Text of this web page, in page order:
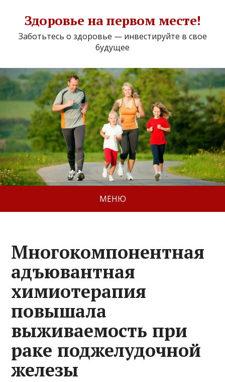
Здоровье на первом месте!
Заботьтесь о здоровье — инвестируйте в свое
будущее
МЕНЮ
Многокомпонентная
адъювантная
химиотерапия
повышала
выживаемость при
раке поджелудочной
железы